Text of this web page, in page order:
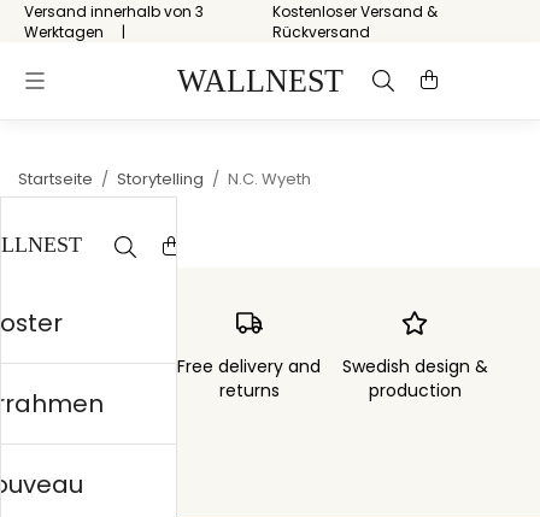
Versand innerhalb von 3
Werktagen
Kostenloser Versand &
Rückversand
Startseite / Storytelling / N.C. Wyeth
Order sent within Free delivery and
returns
Swedish design &
production